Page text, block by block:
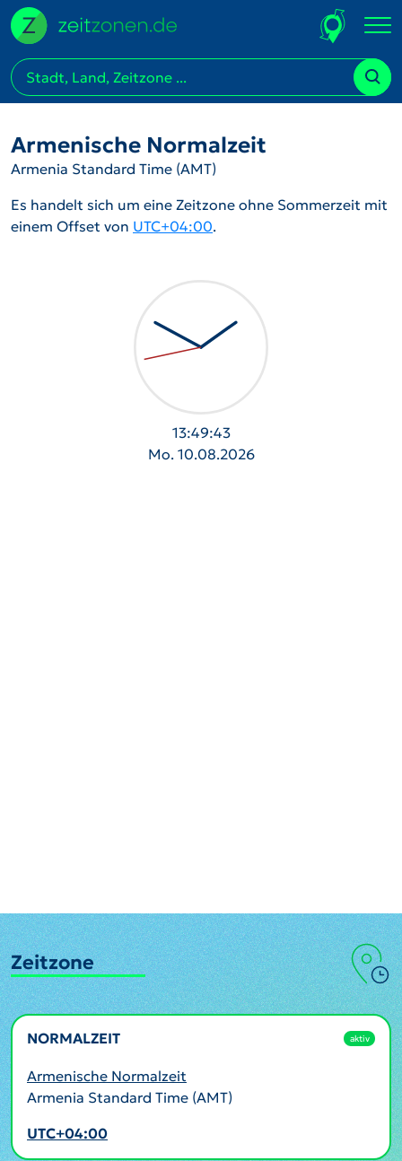
Armenische Normalzeit
Armenia Standard Time (AMT)
Es handelt sich um eine Zeitzone ohne Sommerzeit mit
einem Offset von UTC+04:00.
13:49:43
Mo. 10.08.2026
Zeitzone
NORMALZEIT aktiv
Armenische Normalzeit
Armenia Standard Time (AMT)
UTC+04:00